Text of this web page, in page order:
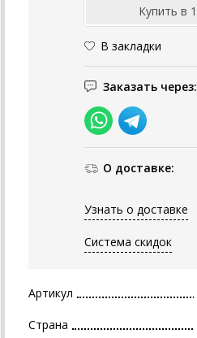
В закладки
Заказать через:
О доставке:
Узнать о доставке
Система скидок
Артикул
Страна